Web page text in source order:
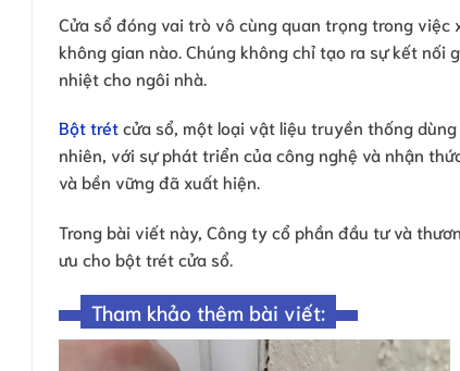
Cửa sổ đóng vai trò vô cùng quan trọng trong
không gian nào. Chúng không chỉ tạo ra sự kết
nhiệt cho ngôi nhà.
Bột trétcửa sổ, một loại vật liệu truyền thống
nhiên, với sự phát triển của công nghệ và nhận
và bền vững đã xuất hiện.
Trong bài viết này, Công ty cổ phần đầu tư và
ưu cho bột trét cửa sổ.
Tham khảo thêm bài viết: